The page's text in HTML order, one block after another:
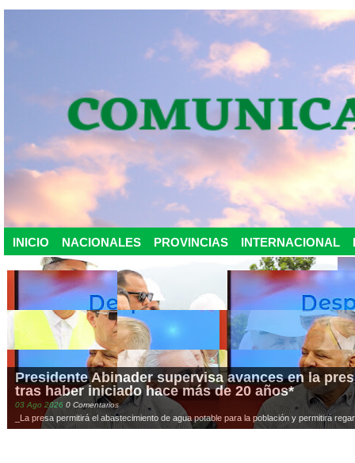
INICIO NACIONALES PROVINCIAS INTERNACIONAL
Presidente Abinader supervisa avances en la
tras haber iniciado hace más de 20 años*
03 Ago 2026 0 Comentarios
_La presa permitirá el abastecimiento de agua potable para la población y permitirá